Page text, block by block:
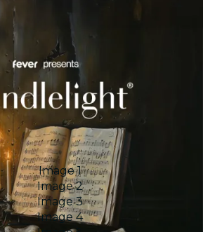
Image 1
Image 2
Image 3
Image 4